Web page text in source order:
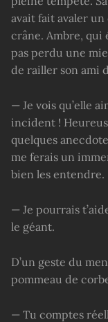
avait fait avaler
crâne. Ambre, qui
pas perdu une
de railler son ami
— Je vois qu’elle
incident !
quelques
me ferais un
bien les entendre.
— Je pourrais
le géant.
D’un geste du
pommeau de
— Tu comptes